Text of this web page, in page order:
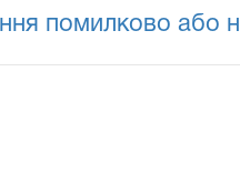
помилково або